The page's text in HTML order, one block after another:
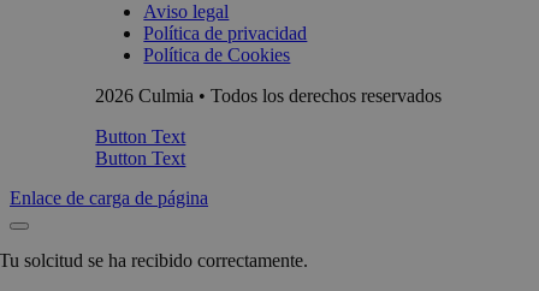
Aviso legal
Política de privacidad
Política de Cookies
2026 Culmia • Todos los derechos reservados
Button Text
Button Text
Enlace de carga de página
Tu solcitud se ha recibido correctamente.